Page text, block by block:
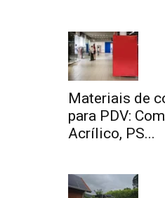
Materiais de
para PDV:
Acrílico, PS...